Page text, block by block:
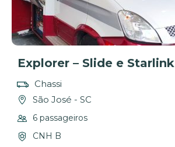
Explorer – Slide e Starlink
Chassi
São José - SC
6 passageiros
CNH B